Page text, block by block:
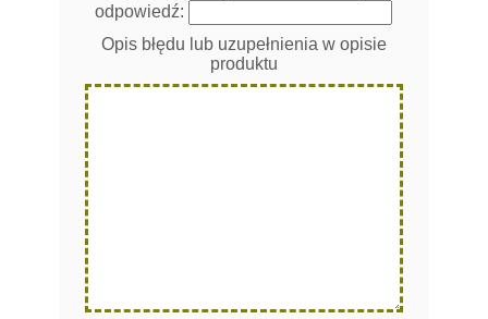
odpowiedź:
Opis błędu lub uzupełnienia w opisie
produktu